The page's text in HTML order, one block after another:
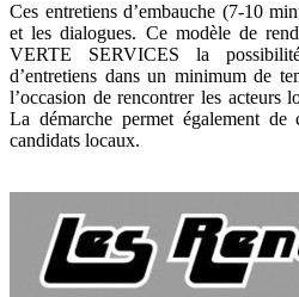
Ces entretiens d’embauche (7-10
et les dialogues. Ce modèle de
VERTE SERVICES la
d’entretiens dans un minimum de
l’occasion de rencontrer les acteurs
La démarche permet également
candidats locaux.